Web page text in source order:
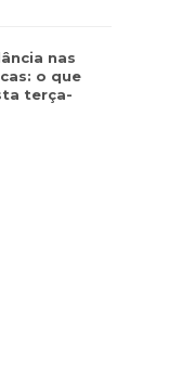
nas
o que
terça-